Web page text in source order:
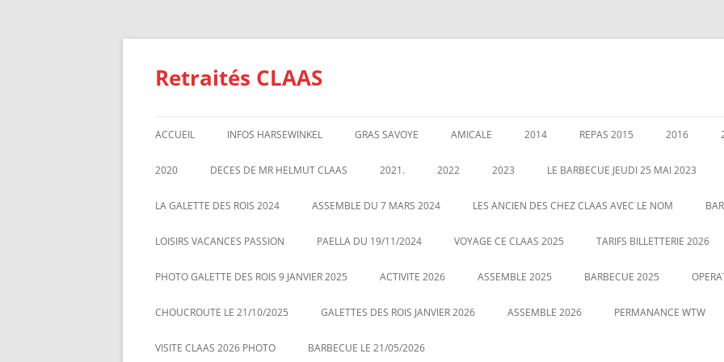
Aller
Retraités CLAAS
ACCUEIL INFOS HARSEWINKEL
ACTIVITE 2025
TARIFS BILLETTERIE AU 01/1/2025
GRAS SAVOYE
LES PERMANENCES GARANTIES AU 1 JANVIER 2020
AMICALE
CRÉATION DE AMICALE
POUR NOUS CONTACTER
2014
ASSEMBLEE 2014
COUSCOUS EN 2014
REPAS 2015 2016
GALETTE
CENTRALE
2020
GALETTE DES ROIS 2020
ASSEMBLÉ DES RETRAITÉS LE 5
DECES DE MR HELMUT CLAAS 2021. 2022
ASSEMBLE 2022
LE 21 MAI 2022 BARBECUE PHOTO
PHOTO POUR AGRANDIR
2023
GALETTE DES ROIS LE 12 JANVIER
LE BARBECUE JEUDI 25 MAI 2023
LA GALETTE DES ROIS 2024 ASSEMBLE DU 7 MARS 2024 LES ANCIEN DES CHEZ CLAAS AVEC LE NOM
LOISIRS VACANCES PASSION PAELLA DU 19/11/2024 VOYAGE CE CLAAS 2025 TARIFS BILLETTERIE 2026
PHOTO GALETTE DES ROIS 9 JANVIER 2025 ACTIVITE 2026 ASSEMBLE 2025 BARBECUE 2025
CHOUCROUTE LE 21/10/2025 GALETTES DES ROIS JANVIER 2026 ASSEMBLE 2026 PERMANANCE WTW
VISITE CLAAS 2026 PHOTO BARBECUE LE 21/05/2026